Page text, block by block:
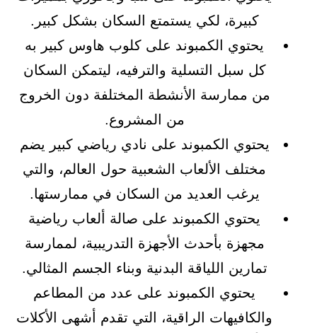
كبيرة، لكي يستمتع السكان بشكل كبير.
يحتوي الكمبوند على كلوب هاوس كبير به
كل سبل التسلية والترفيه، ليتمكن السكان
من ممارسة الأنشطة المختلفة دون الخروج
من المشروع.
يحتوي الكمبوند على نادي رياضي كبير يضم
مختلف الألعاب الشعبية حول العالم، والتي
يرغب العديد من السكان في ممارستها.
يحتوي الكمبوند على صالة ألعاب رياضية
مجهزة بأحدث الأجهزة التدريبية، لممارسة
تمارين اللياقة البدنية وبناء الجسم المثالي.
يحتوي الكمبوند على عدد من المطاعم
والكافيهات الراقية، التي تقدم أشهى الأكلات